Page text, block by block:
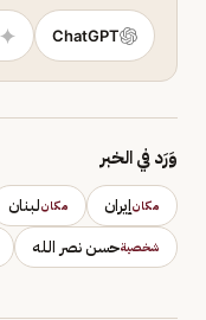
ChatGPT
وَرَد في الخبر
مكانإيران مكانلبنان
شخصيةحسن نصر الله